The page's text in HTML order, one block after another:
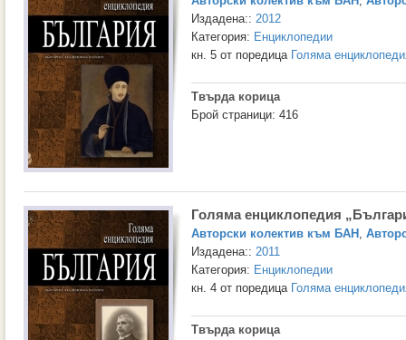
Издадена:: 2012
Категория: Енциклопедии
кн. 5 от поредица Голяма
Твърда корица
Брой страници: 416
Голяма енциклопедия
Авторски колектив към БАН ,
Издадена:: 2011
Категория: Енциклопедии
кн. 4 от поредица Голяма
Твърда корица